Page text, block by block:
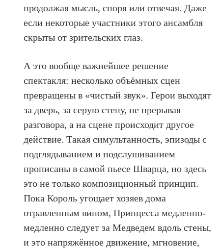
продолжая мысль, споря или отвечая. Даже
если некоторые участники этого ансамбля
скрыты от зрительских глаз.
А это вообще важнейшее решение
спектакля: несколько объёмных сцен
превращены в «чистый звук». Герои выходят
за дверь, за серую стену, не прерывая
разговора, а на сцене происходит другое
действие. Такая симультанность, эпизоды с
подглядыванием и подслушиванием
прописаны в самой пьесе Шварца, но здесь
это не только композиционный принцип.
Пока Король угощает хозяев дома
отравленным вином, Принцесса медленно-
медленно следует за Медведем вдоль стены,
и это напряжённое движение, мгновение,